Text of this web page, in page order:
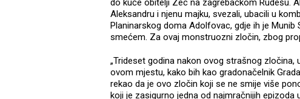
do kuće obitelji Zec na zagrebačkom Rudešu.
Aleksandru i njenu majku, svezali, ubacili u
Planinarskog doma Adolfovac, gdje ih je
smećem. Za ovaj monstruozni zločin, zbog
„Trideset godina nakon ovog strašnog
ovom mjestu, kako bih kao gradonačelnik
rekao da je ovo zločin koji se ne smije više
koji je zasigurno jedna od najmračnijih